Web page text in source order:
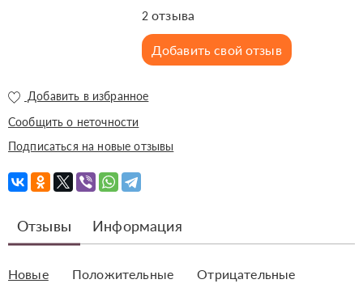
2 отзыва
Добавить свой отзыв
Добавить в избранное
Сообщить о неточности
Подписаться на новые отзывы
Отзывы Информация
Новые Положительные Отрицательные